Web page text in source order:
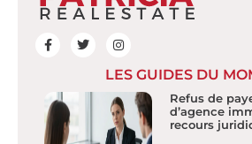
LES GUIDES DU
Refus de
d’agence
recours